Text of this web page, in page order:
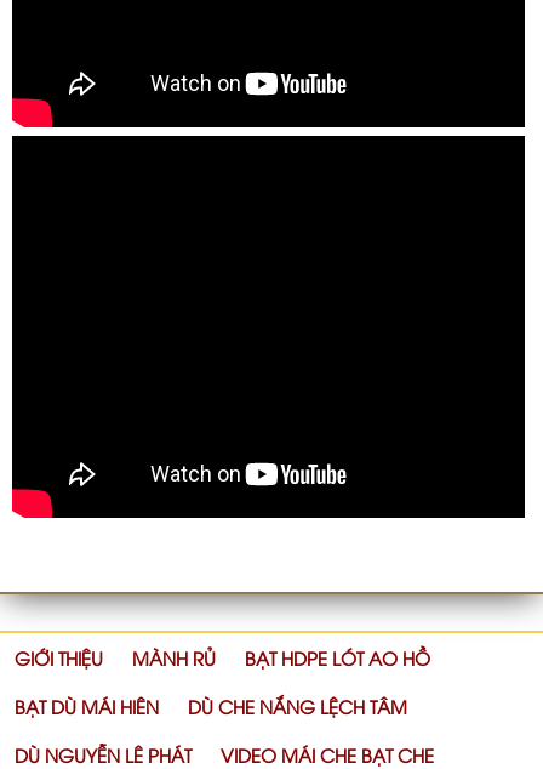
GIỚI THIỆU MÀNH RỦ
BẠT HDPE LÓT AO HỒ
BẠT DÙ MÁI HIÊN
DÙ CHE NẮNG LỆCH TÂM
DÙ NGUYỄN LÊ PHÁT
VIDEO MÁI CHE BẠT CHE